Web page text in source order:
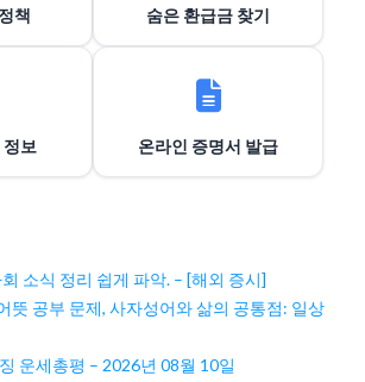
책 숨은 환급금 찾기
보 온라인 증명서 발급
소식 정리 쉽게 파악. – [해외 증시]
뜻 공부 문제, 사자성어와 삶의 공통점: 일상
운세총평 – 2026년 08월 10일